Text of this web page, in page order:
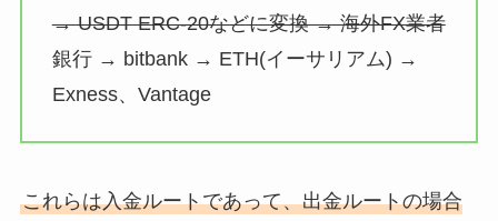
→ USDT ERC-20などに変換 → 海外FX業者
銀行 → bitbank → ETH(イーサリアム) →
Exness、Vantage
これらは入金ルートであって、出金ルートの場合